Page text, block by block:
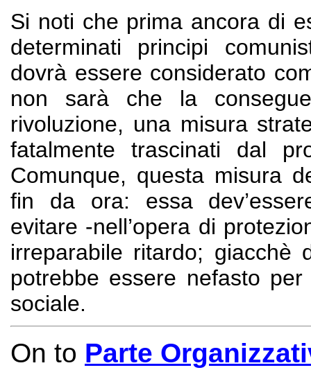
Si noti che prima ancora di
determinati principi
dovrà essere considerato
non sarà che la
rivoluzione, una misura
fatalmente trascinati dal
Comunque, questa misura
fin da ora: essa
evitare -nell’opera di
irreparabile ritardo; giacchè
potrebbe essere nefasto
sociale.
On to Parte